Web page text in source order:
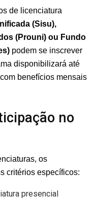
de licenciatura
(Sisu),
(Prouni) ou Fundo
podem se inscrever
disponibilizará até
benefícios mensais
no
os
critérios específicos:
presencial